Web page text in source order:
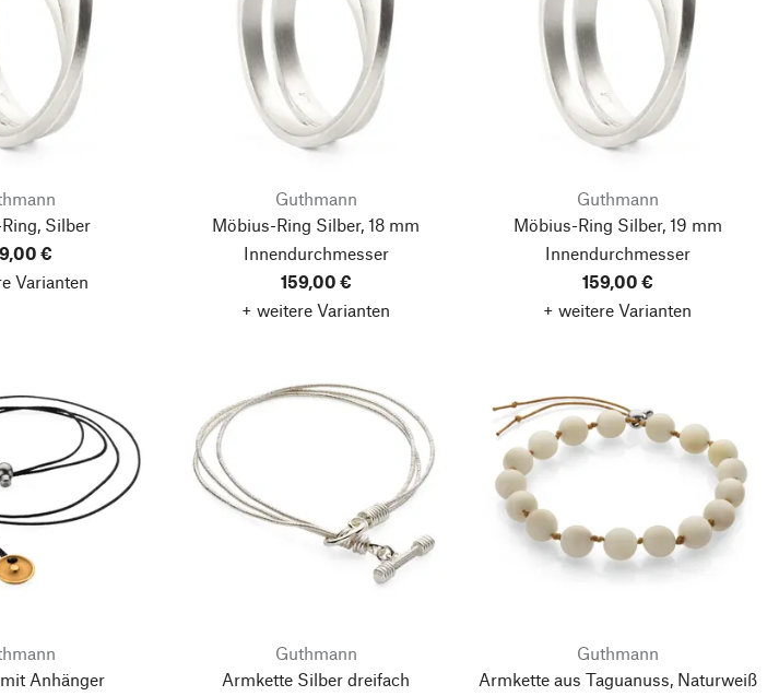
Silber
€
Varianten
Guthmann
Möbius-Ring Silber, 18 mm
Innendurchmesser
159,00 €
+ weitere Varianten
Guthmann
Möbius-Ring Silber, 19 mm
Innendurchmesser
159,00 €
+ weitere Varianten
Anhänger
Guthmann
Armkette Silber dreifach
Guthmann
Armkette aus Taguanuss, Naturweiß